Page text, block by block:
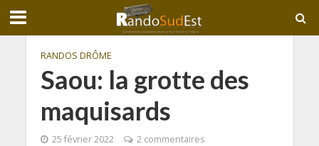
RANDOS DRÔME
Saou: la grotte des
maquisards
25 février 2022
2 commentaires